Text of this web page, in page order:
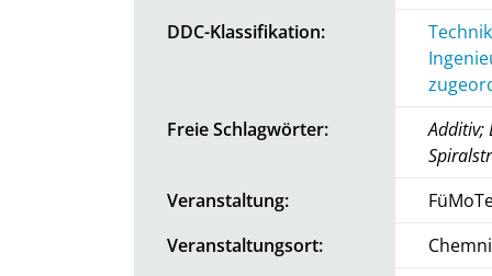
DDC-Klassifikation:
Freie Schlagwörter:
Additiv;
Veranstaltung:
Veranstaltungsort: